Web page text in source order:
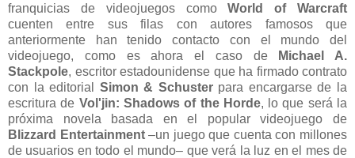
franquicias de videojuegos comoWorld of Warcraft
cuenten entre sus filas con autores famosos que
anteriormente han tenido contacto con el mundo del
videojuego, como es ahora el caso de
Michael A.
Stackpole, escritor estadounidense que ha firmado contrato
con la editorial Simon & Schusterpara encargarse de la
escritura de Vol'jin: Shadows of the Horde, lo que será la
próxima novela basada en el popular videojuego de
Blizzard Entertainment–un juego que cuenta con millones
de usuarios en todo el mundo– que verá la luz en el mes de